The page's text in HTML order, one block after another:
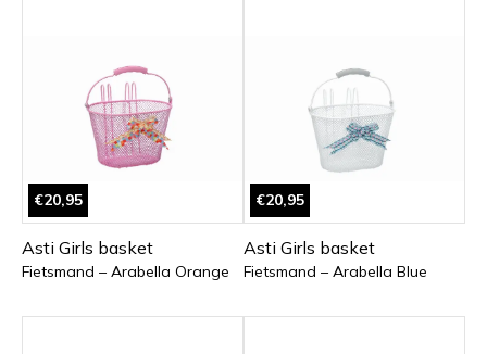
€20,95
Asti Girls basket
Fietsmand – Arabella Orange
€20,95
Asti Girls basket
Fietsmand – Arabella Blue